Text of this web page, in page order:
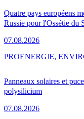
Quatre pays européens
Russie pour l'Ossétie du
07.08.2026
Panneaux solaires et
polysilicium
07.08.2026
PROENERGIE,